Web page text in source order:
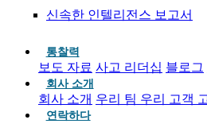
신속한 인텔리전스 보고서
통찰력
보도 자료 사고 리더십 블로그
회사 소개
회사 소개 우리 팀 우리 고객
연락하다